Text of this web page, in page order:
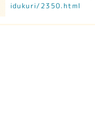
idukuri/2350.html